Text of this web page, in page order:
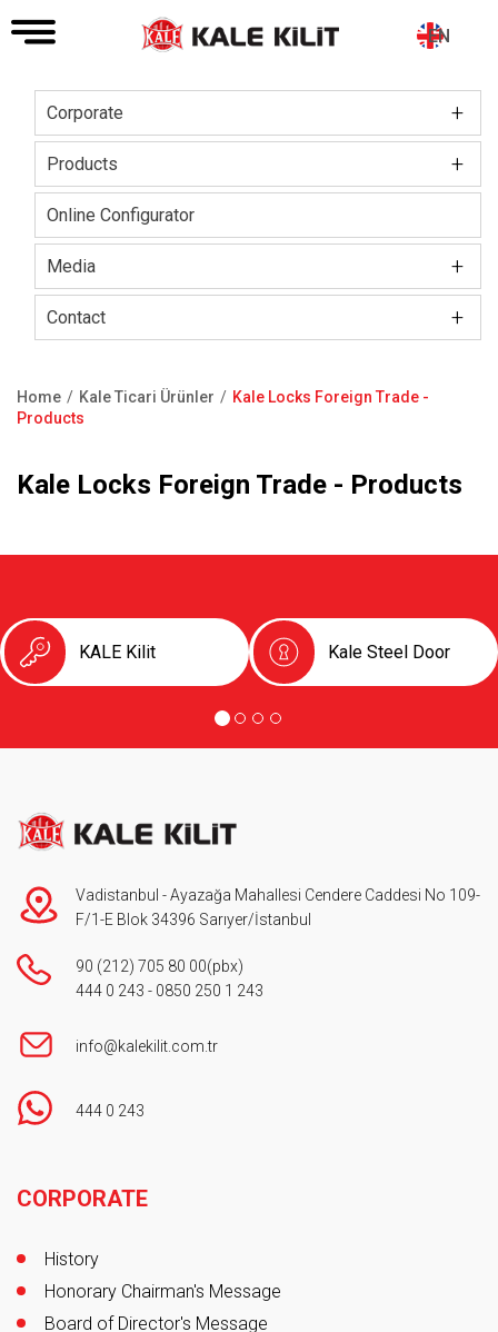
EN
Main
navigation
+
Corporate
Board of Directors
About The Company
Certifications
Social Responsibility
+
Products
Kale Locks
Kale Smart Lock
Electronic Lock Group
Kale Steel Safe
Online Configurator
+
Media
Kale Kilit Corporate Video
Blog
+
Contact
Contact Us
Breadcrumb
Home Kale Ticari Ürünler
Kale Locks Foreign Trade -
Products
Kale Locks Foreign Trade - Products
KALE Kilit Kale Steel Door
Vadistanbul - Ayazağa Mahallesi Cendere Caddesi No 109-
F/1-E Blok 34396 Sarıyer/İstanbul
90 (212) 705 80 00(pbx)
444 0 243 - 0850 250 1 243
info@kalekilit.com.tr
444 0 243
CORPORATE
History
Honorary Chairman's Message
Board of Director's Message